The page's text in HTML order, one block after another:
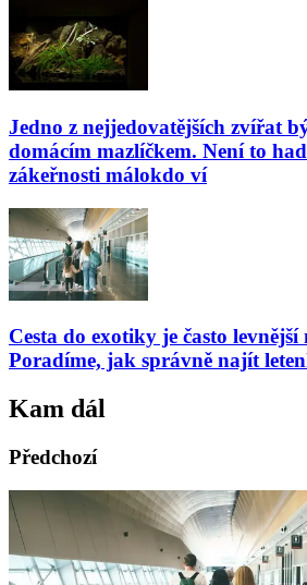
Jedno z nejjedovatějších zvířat
domácím mazlíčkem. Není to
zákeřnosti málokdo ví
Cesta do exotiky je často levnější
Poradíme, jak správně najít
Kam dál
Předchozí